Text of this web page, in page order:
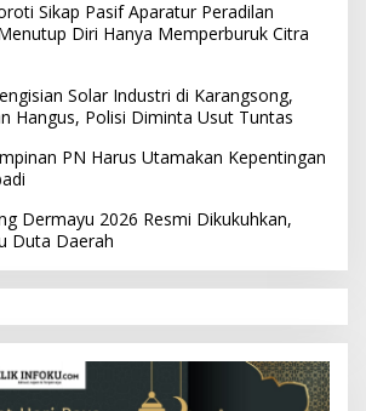
Sikap Pasif Aparatur Peradilan
Diri Hanya Memperburuk Citra
Solar Industri di Karangsong,
Hangus, Polisi Diminta Usut Tuntas
PN Harus Utamakan Kepentingan
Dermayu 2026 Resmi Dikukuhkan,
Duta Daerah